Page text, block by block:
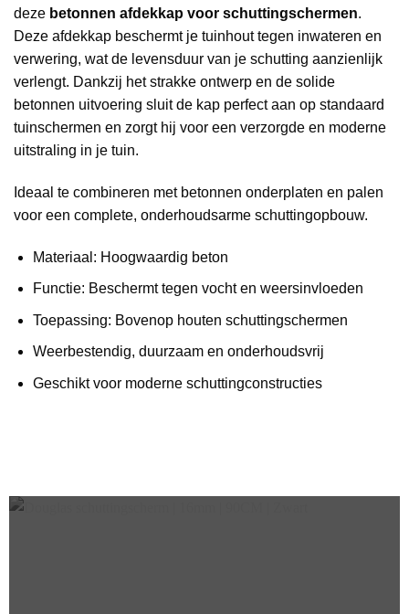
deze betonnen afdekkap voor schuttingschermen.
Deze afdekkap beschermt je tuinhout tegen inwateren en
verwering, wat de levensduur van je schutting aanzienlijk
verlengt. Dankzij het strakke ontwerp en de solide
betonnen uitvoering sluit de kap perfect aan op standaard
tuinschermen en zorgt hij voor een verzorgde en moderne
uitstraling in je tuin.
Ideaal te combineren met betonnen onderplaten en palen
voor een complete, onderhoudsarme schuttingopbouw.
Materiaal: Hoogwaardig beton
Functie: Beschermt tegen vocht en weersinvloeden
Toepassing: Bovenop houten schuttingschermen
Weerbestendig, duurzaam en onderhoudsvrij
Geschikt voor moderne schuttingconstructies